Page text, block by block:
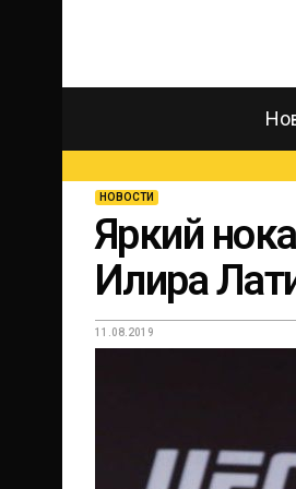
НОВОСТИ
Яркий
Илира
11.08.2019